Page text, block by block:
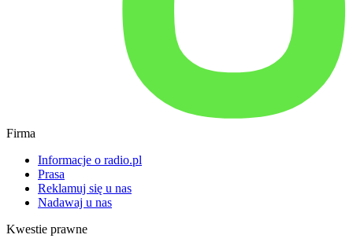
Firma
Informacje o radio.pl
Prasa
Reklamuj się u nas
Nadawaj u nas
Kwestie prawne